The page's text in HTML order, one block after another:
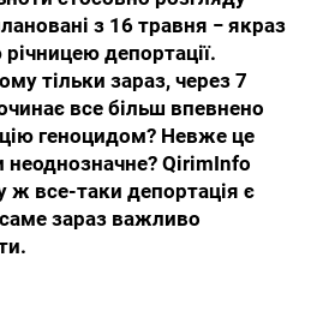
з 16 травня − якраз
депортації.
тільки зараз, через 7
все більш впевнено
геноцидом? Невже це
неоднозначне? QirimInfo
ж все-таки депортація є
зараз важливо